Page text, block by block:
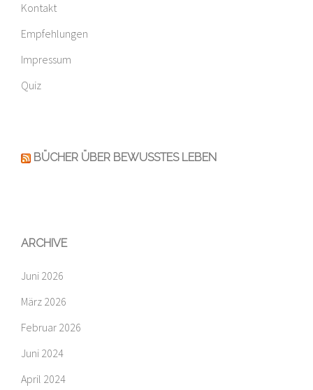
Kontakt
Empfehlungen
Impressum
Quiz
BÜCHER ÜBER BEWUSSTES LEBEN
ARCHIVE
Juni 2026
März 2026
Februar 2026
Juni 2024
April 2024